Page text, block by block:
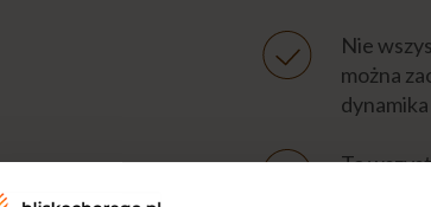
Nie
można
To
emocji.